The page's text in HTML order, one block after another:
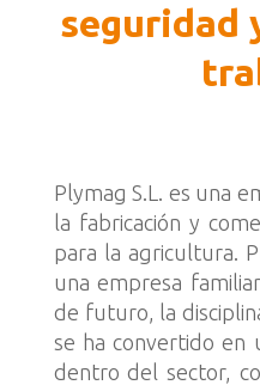
seguridad
Plymag S.L. es una
la fabricación y
para la agricultura.
una empresa
de futuro, la
se ha convertido en
dentro del sector,